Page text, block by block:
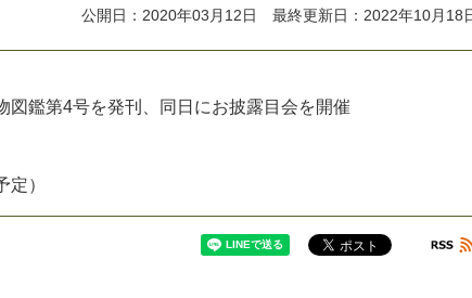
公開日：2020年03月12日 最終更新日：2022年10月18
図鑑第4号を発刊 同 日 にお披露 目 会を開催
定）